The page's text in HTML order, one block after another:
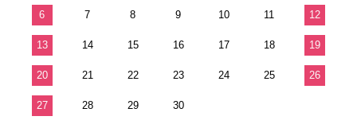
6 7 8 9 10 11 12
13 14 15 16 17 18 19
20 21 22 23 24 25 26
27 28 29 30